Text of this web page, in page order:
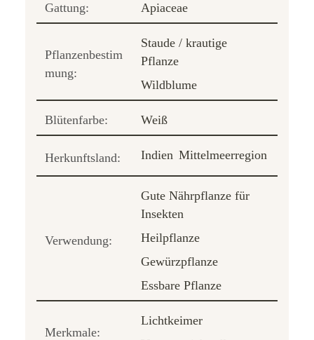
Gattung: Apiaceae
Pflanzenbestim
mung:
Staude / krautige
Pflanze
Wildblume
Blütenfarbe: Weiß
Herkunftsland: Indien Mittelmeerregion
Verwendung:
Gute Nährpflanze für
Insekten
Heilpflanze
Gewürzpflanze
Essbare Pflanze
Merkmale:
Lichtkeimer